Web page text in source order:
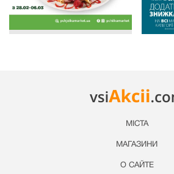
МІСТА
МАГАЗИНИ
О САЙТЕ